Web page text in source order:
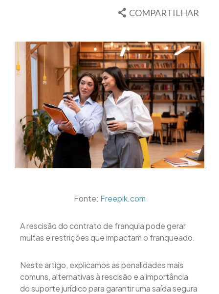
COMPARTILHAR
Fonte: Freepik.com
A rescisão do contrato de franquia pode gerar
multas e restrições que impactam o franqueado.
Neste artigo, explicamos as penalidades mais
comuns, alternativas à rescisão e a importância
do suporte jurídico para garantir uma saída segura